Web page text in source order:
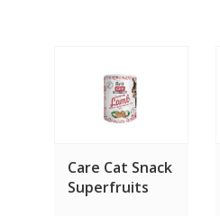
Care Cat Snack
Superfruits